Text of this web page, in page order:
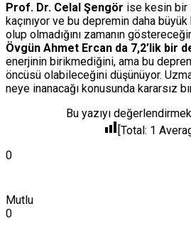
Prof. Dr. Celal Şengör ise kesin bir
kaçınıyor ve bu depremin daha
olup olmadığını zamanın
Övgün Ahmet Ercan da 7,2’lik bir
enerjinin birikmediğini, ama bu
öncüsü olabileceğini düşünüyor.
neye inanacağı konusunda kararsız
Bu yazıyı
[Total: 1
0
Mutlu
0